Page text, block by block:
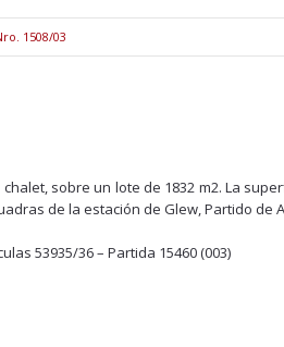
1508/03
sobre un lote de 1832 m2. La
de la estación de Glew, Partido de
53935/36 – Partida 15460 (003)